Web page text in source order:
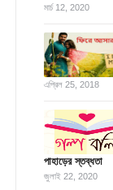
মার্চ 12, 2020
এপ্রিল 25, 2018
পাহাড়ের স্তব্ধতা
জুলাই 22, 2020